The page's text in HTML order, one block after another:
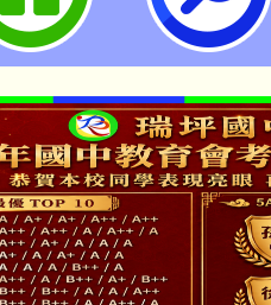
。-桃園市立瑞